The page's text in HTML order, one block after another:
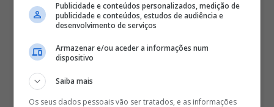
Publicidade e conteúdos personalizados, medição de
publicidade e conteúdos, estudos de audiência e
desenvolvimento de serviços
Armazenar e/ou aceder a informações num
dispositivo
Saiba mais
Os seus dados pessoais vão ser tratados, e as informações